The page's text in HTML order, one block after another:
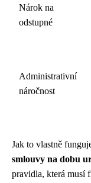
Nárok na
odstupné
Administrativní
náročnost
Jak to vlastně
smlouvy na dobu
pravidla, která musí